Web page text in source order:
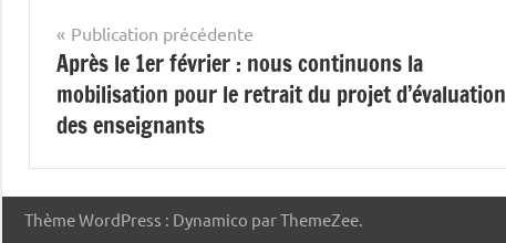
Navigation
de
l’article
Publication précédente
Après le 1er février : nous continuons la
mobilisation pour le retrait du projet d’évaluation
des enseignants
Thème WordPress : Dynamico par ThemeZee.